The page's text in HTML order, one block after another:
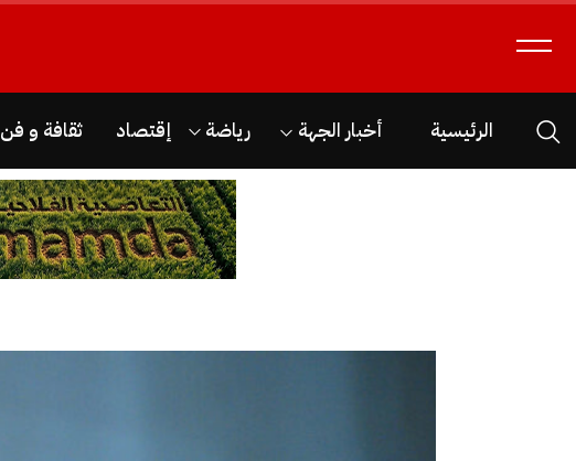
الرئيسية أخبار الجهة رياضة إقتصاد ثقافة و فن